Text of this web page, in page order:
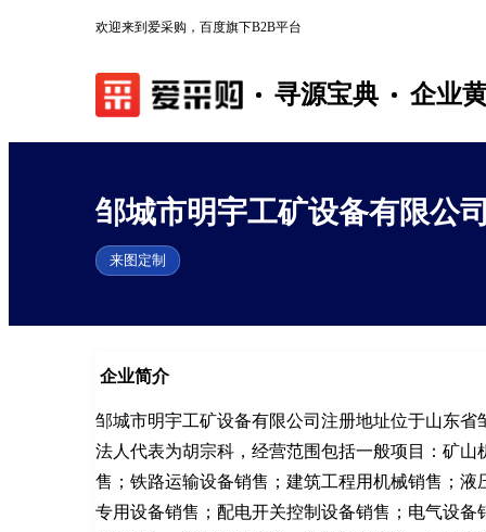
欢迎来到爱采购，百度旗下B2B平台
寻源宝典 企业
邹城市明宇工矿设备有限公司
来图定制
企业简介
邹城市明宇工矿设备有限公司注册地址位于山东
法人代表为胡宗科，经营范围包括一般项目：矿
售；铁路运输设备销售；建筑工程用机械销售；
专用设备销售；配电开关控制设备销售；电气设